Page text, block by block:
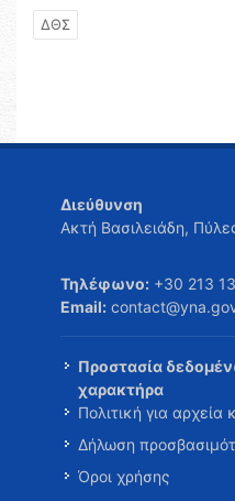
ΔΘΣ
Διεύθυνση
Ακτή Βασιλειάδη,
Τηλέφωνο: +30 213
Email:
Προστασία
χαρακτήρα
Πολιτική για
Δήλωση
Όροι χρήσης